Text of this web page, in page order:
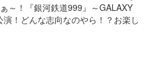
～！『銀河鉄道999』～GALAXY
！どんな志向なのやら！？お楽し